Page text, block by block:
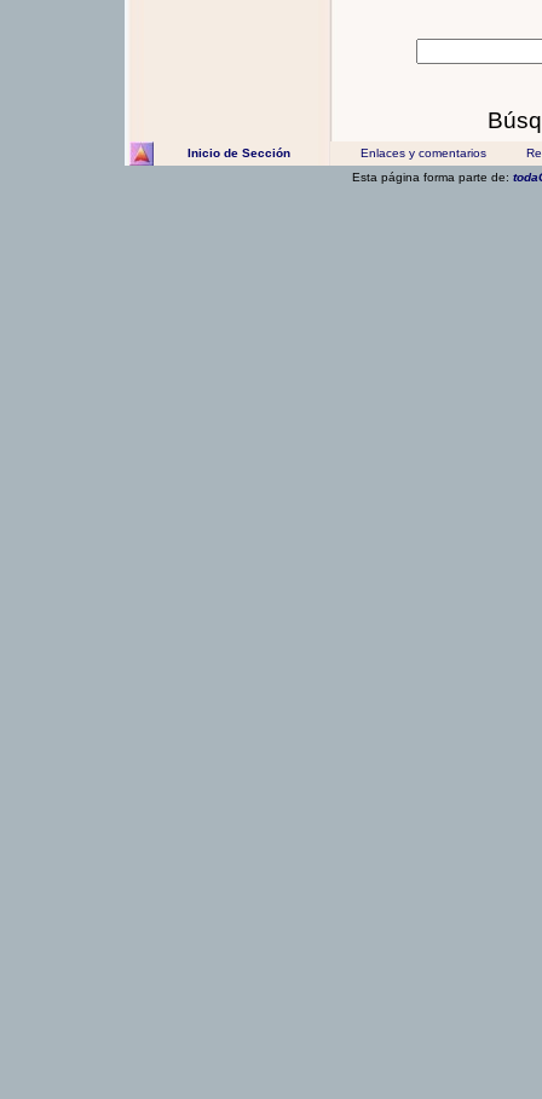
Inicio de Sección Enlaces y comentarios
Esta página forma parte de: